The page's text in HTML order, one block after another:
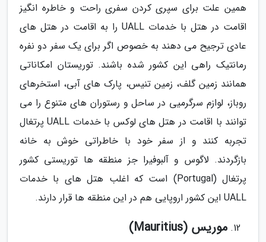
همین علت برای سپری کردن سفری راحت و خاطره انگیز
اقامت در هتل با خدمات UALL را به اقامت در هتل های
عادی ترجیح می دهند به خصوص اگر برای یک سفر دو نفره
رمانتیک راهی این کشور شده باشند. توریستان امکاناتی
همانند زمین گلف، زمین تنیس، پارک های آبی، استخرهای
روباز، لوازم سرگرمیی در ساحل و رستوران های متنوع را می
توانند با اقامت در هتل های لوکس با خدمات UALL پرتغال
تجربه کنند و از سفر خود با خاطراتی خوش به خانه
بازگردند. لاگوس و آلبوفیرا جز منطقه ها توریستی کشور
پرتغال (Portugal) است که اغلب هتل های با خدمات
UALL این کشور اروپایی هم در این منطقه ها قرار دارند.
موریس (Mauritius)